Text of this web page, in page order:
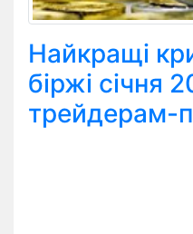
Найкращі
біржі січня
трейдерам-